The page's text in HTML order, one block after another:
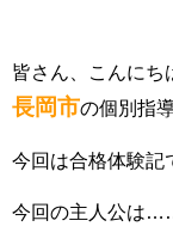
皆さん、こんにち
長岡市の個別指
今回は合格体験記
今回の主人公は